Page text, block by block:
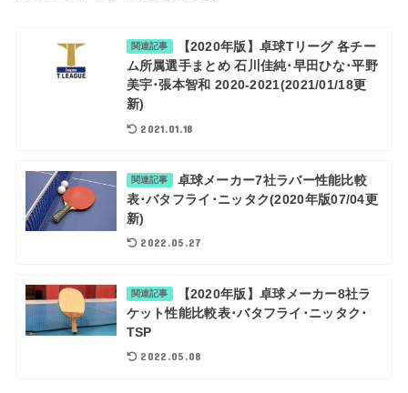
関連記事
【2020年版】卓球Tリーグ 各チー
ム所属選手まとめ 石川佳純･早田ひな･平野
美宇･張本智和 2020-2021(2021/01/18更
新)
2021.01.18
関連記事
卓球メーカー7社ラバー性能比較
表･バタフライ･ニッタク(2020年版07/04更
新)
2022.05.27
関連記事
【2020年版】卓球メーカー8社ラ
ケット性能比較表･バタフライ･ニッタク･
TSP
2022.05.08